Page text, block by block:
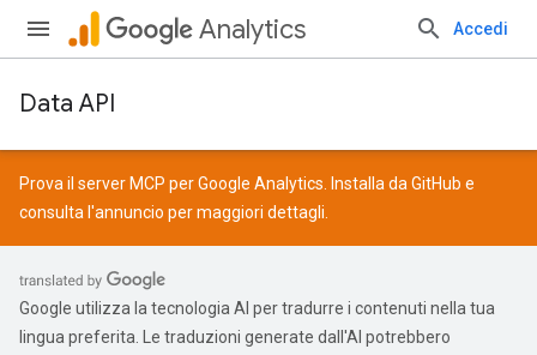
Analytics Accedi
Data API
Prova il server MCP per Google Analytics. Installa da GitHub e
consulta l'annuncio per maggiori dettagli.
Google utilizza la tecnologia AI per tradurre i contenuti nella tua
lingua preferita. Le traduzioni generate dall'AI potrebbero